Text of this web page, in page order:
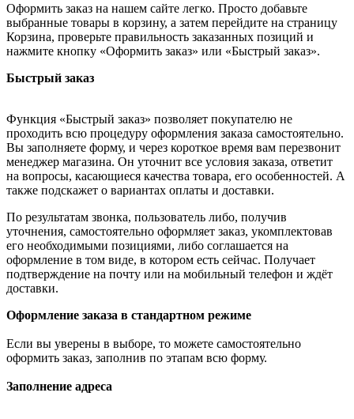
Оформить заказ на нашем сайте легко. Просто добавьте
выбранные товары в корзину, а затем перейдите на страницу
Корзина, проверьте правильность заказанных позиций и
нажмите кнопку «Оформить заказ» или «Быстрый заказ».
Быстрый заказ
Функция «Быстрый заказ» позволяет покупателю не
проходить всю процедуру оформления заказа самостоятельно.
Вы заполняете форму, и через короткое время вам перезвонит
менеджер магазина. Он уточнит все условия заказа, ответит
на вопросы, касающиеся качества товара, его особенностей. А
также подскажет о вариантах оплаты и доставки.
По результатам звонка, пользователь либо, получив
уточнения, самостоятельно оформляет заказ, укомплектовав
его необходимыми позициями, либо соглашается на
оформление в том виде, в котором есть сейчас. Получает
подтверждение на почту или на мобильный телефон и ждёт
доставки.
Оформление заказа в стандартном режиме
Если вы уверены в выборе, то можете самостоятельно
оформить заказ, заполнив по этапам всю форму.
Заполнение адреса